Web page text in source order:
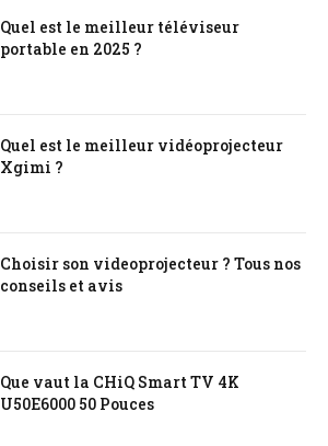
Quel est le meilleur téléviseur
portable en 2025 ?
Quel est le meilleur vidéoprojecteur
Xgimi ?
Choisir son videoprojecteur ? Tous nos
conseils et avis
Que vaut la CHiQ Smart TV 4K
U50E6000 50 Pouces